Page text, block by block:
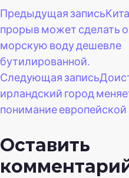
Навигация
по
записям
Предыдущая запись
прорыв может сделать
морскую воду дешевле
бутилированной.
Следующая запись
ирландский город
понимание европейской
Оставить